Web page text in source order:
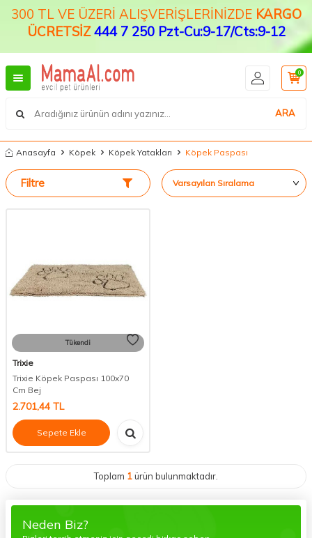
300 TL VE ÜZERİ ALIŞVERİŞLERİNİZDE KARGO
ÜCRETSİZ444 7 250 Pzt-Cu:9-17/Cts:9-12
ARA
0
Anasayfa Köpek Köpek Yatakları Köpek Paspası
Filtre
Tükendi
Trixie
Trixie Köpek Paspası 100x70
Cm Bej
2.701,44 TL
Sepete Ekle
Toplam 1ürün bulunmaktadır.
Neden Biz?